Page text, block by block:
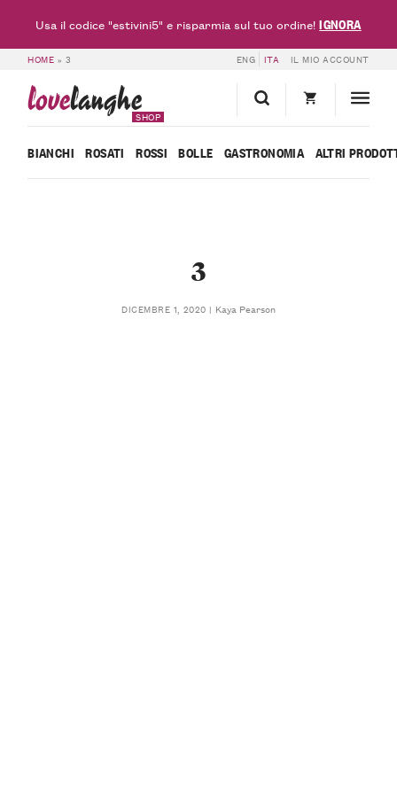
HOME » 3 ENG ITA IL MIO ACCOUNT
lovelanghe
SHOP
BIANCHI ROSATI ROSSI BOLLE GASTRONOMIA ALTRI
3
DICEMBRE 1, 2020 Kaya Pearson
Usa il codice "estivini5" e risparmia sul tuo ordine!IGNORA